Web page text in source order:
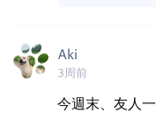
Aki
3周前
今週末、友人